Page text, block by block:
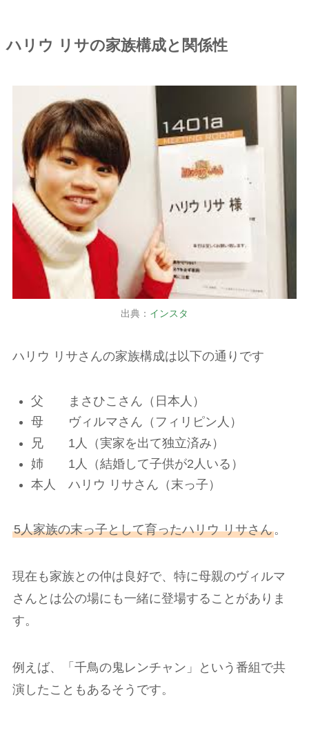
ハリウ リサの家族構成と関係性
出典： インスタ
ハリウ リサさんの家族構成は以下の通りです
父 まさひこさん（日本人）
母 ヴィルマさん（フィリピン人）
兄 1人（実家を出て独立済み）
姉 1人（結婚して子供が2人いる）
本人 ハリウ リサさん（末っ子）
5人家族の末っ子として育ったハリウ リサさん。
現在も家族との仲は良好で、特に母親のヴィルマ
さんとは公の場にも一緒に登場することがありま
す。
例えば、「千鳥の鬼レンチャン」という番組で共
演したこともあるそうです。